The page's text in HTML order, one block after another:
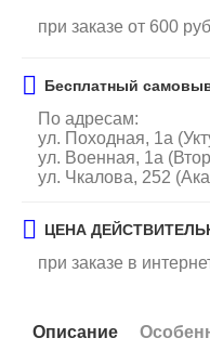
при заказе от 600
Бесплатный
По адресам:
ул. Походная, 1а
ул. Военная, 1а
ул. Чкалова, 252
ЦЕНА
при заказе в
Описание